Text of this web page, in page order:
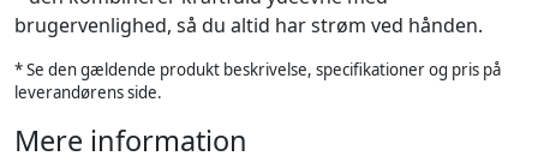
brugervenlighed, så du altid har strøm ved hånden.
* Se den gældende produkt beskrivelse, specifikationer og pris på
leverandørens side.
Mere information